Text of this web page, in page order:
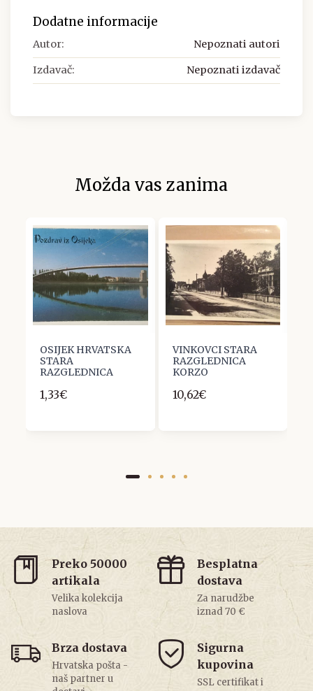
Dodatne informacije
Autor: Nepoznati autori
Izdavač: Nepoznati izdavač
Možda vas zanima
OSIJEK HRVATSKA
STARA
RAZGLEDNICA
1,33€
VINKOVCI STARA
RAZGLEDNICA
KORZO
10,62€
Preko 50000
artikala
Velika kolekcija
naslova
Besplatna
dostava
Za narudžbe
iznad 70 €
Brza dostava
Hrvatska pošta -
naš partner u
Sigurna
kupovina
SSL certifikat i